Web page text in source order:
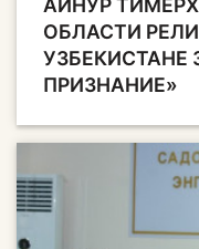
АЙНУР
ОБЛАСТИ
УЗБЕКИСТАНЕ
ПРИЗНАНИЕ»